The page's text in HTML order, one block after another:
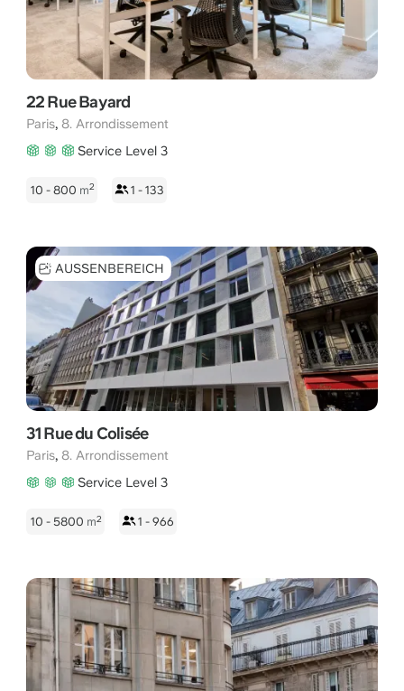
22 Rue Bayard
Paris, 8. Arrondissement
Service Level 3
10 - 800 m2 1 - 133
AUSSENBEREICH
31 Rue du Colisée
Paris, 8. Arrondissement
Service Level 3
10 - 5800 m2 1 - 966